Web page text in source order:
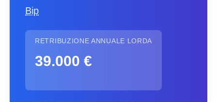
Bip
RETRIBUZIONE ANNUALE LORDA
39.000 €